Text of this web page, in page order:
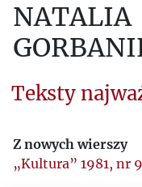
NATALIA
Teksty
Z nowych wierszy
„Kultura” 1981, nr